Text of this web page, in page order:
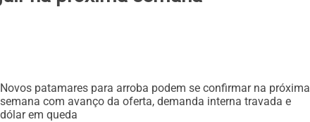
Novos patamares para arroba podem se confirmar na próxima
semana com avanço da oferta, demanda interna travada e
dólar em queda